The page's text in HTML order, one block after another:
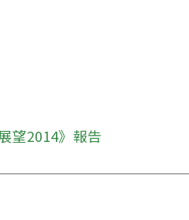
望2014》報告